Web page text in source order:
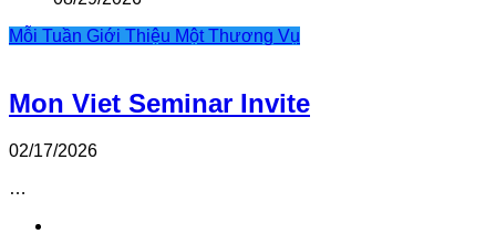
Mỗi Tuần Giới Thiệu Một Thương Vụ
Mon Viet Seminar Invite
02/17/2026
…